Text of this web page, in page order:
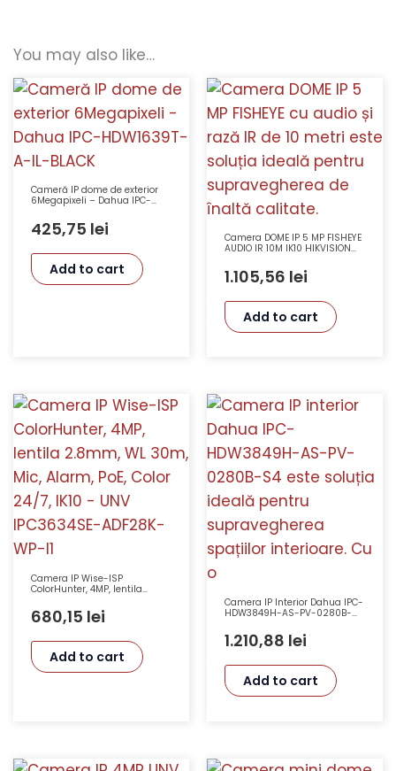
You may also like…
Cameră IP dome de exterior
6Megapixeli – Dahua IPC-
425,75 lei
Add to cart
Camera DOME IP 5 MP FISHEYE
AUDIO IR 10M IK10 HIKVISION
1.105,56 lei
Add to cart
Camera IP Wise-ISP
ColorHunter, 4MP, lentila
PoE, Color 24/7, IK10 – UNV
IPC3634SE-ADF28K-WP-I1
680,15 lei
Add to cart
Camera IP Interior Dahua IPC-
HDW3849H-AS-PV-0280B-
Microfon, 30m IR
1.210,88 lei
Add to cart